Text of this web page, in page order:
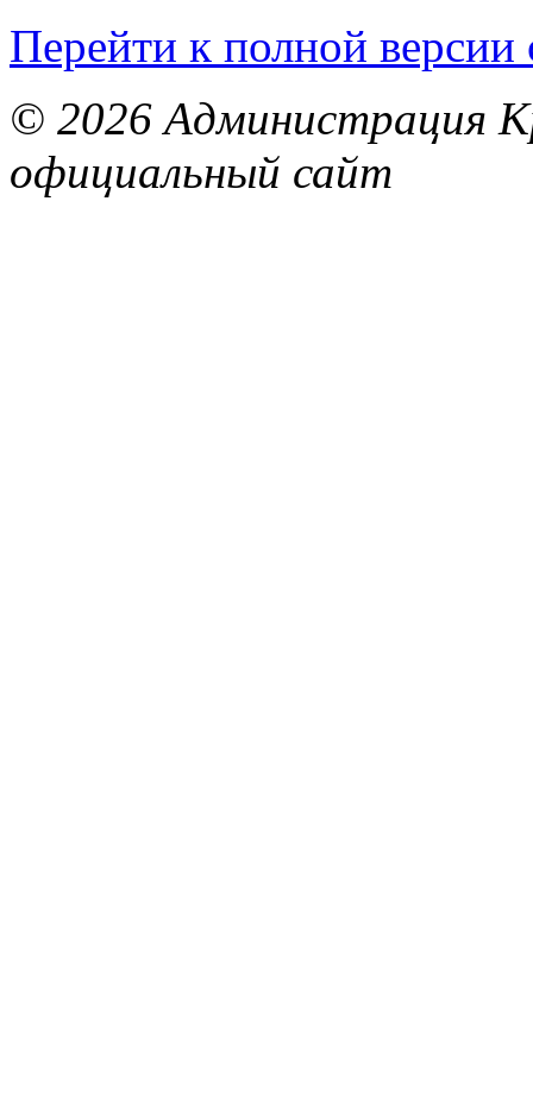
Перейти к полной версии
© 2026 Администрация
официальный сайт